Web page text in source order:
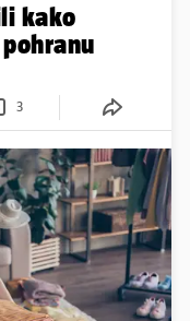
kako
3